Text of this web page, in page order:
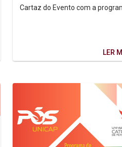
Cartaz do Evento com a
LER